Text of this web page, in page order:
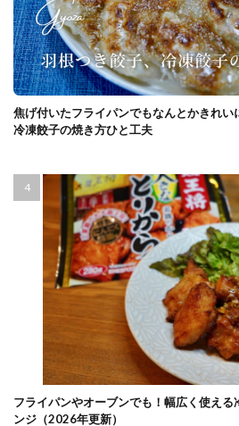
焦げ付いたフライパンでもなんとかきれい
冷凍餃子の焼き方ひと工夫
フライパンやオーブンでも！幅広く使え
ンジ（2026年更新）